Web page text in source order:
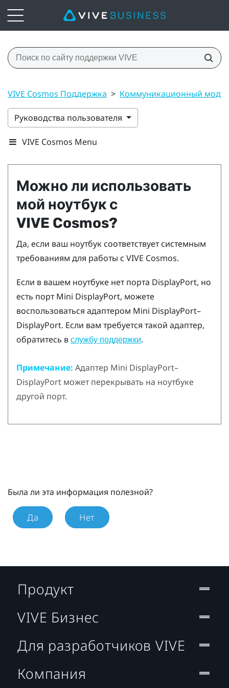
VIVE Cosmos Поддержка > Коммуникационный
Руководства пользователя
VIVE Cosmos Menu
Можно ли использовать
мой ноутбук с
VIVE Cosmos?
Да, если ваш ноутбук соответствует системным
требованиям для работы с VIVE Cosmos.
Если в вашем ноутбуке нет порта DisplayPort, но
есть порт Mini DisplayPort, можете
воспользоваться адаптером Mini DisplayPort–
DisplayPort. Если вам требуется такой адаптер,
обратитесь в службу поддержки.
Примечание: Адаптер Mini DisplayPort–
DisplayPort может перекрывать на ноутбуке
другой порт.
Была ли эта информация полезной?
Да Нет
Продукт
VIVE Бизнес
Для разработчиков VIVE
Компания